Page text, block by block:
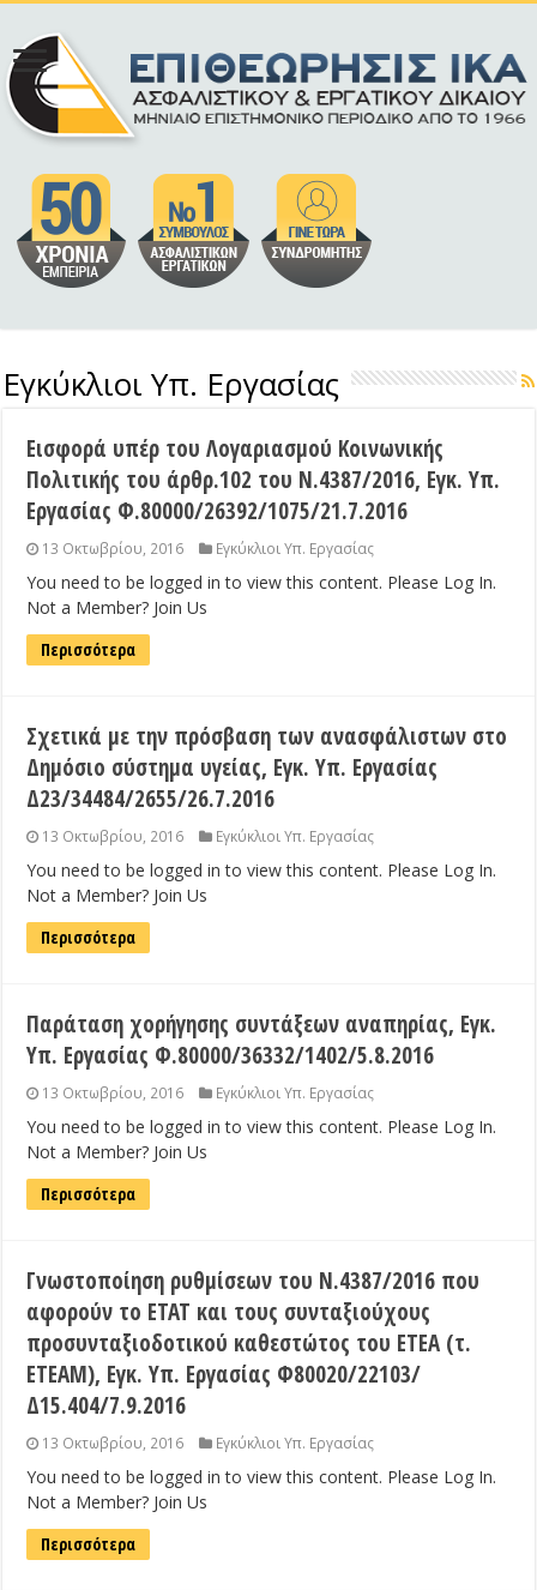
Εγκύκλιοι Υπ. Εργασίας
Εισφορά υπέρ του Λογαριασμού Κοινωνικής
Πολιτικής του άρθρ.102 του Ν.4387/2016, Εγκ. Υπ.
Εργασίας Φ.80000/26392/1075/21.7.2016
13 Οκτωβρίου, 2016 Εγκύκλιοι Υπ. Εργασίας
You need to be logged in to view this content. Please Log In.
Not a Member? Join Us
Περισσότερα
Σχετικά με την πρόσβαση των ανασφάλιστων στο
Δημόσιο σύστημα υγείας, Εγκ. Υπ. Εργασίας
Δ23/34484/2655/26.7.2016
13 Οκτωβρίου, 2016 Εγκύκλιοι Υπ. Εργασίας
You need to be logged in to view this content. Please Log In.
Not a Member? Join Us
Περισσότερα
Παράταση χορήγησης συντάξεων αναπηρίας, Εγκ.
Υπ. Εργασίας Φ.80000/36332/1402/5.8.2016
13 Οκτωβρίου, 2016 Εγκύκλιοι Υπ. Εργασίας
You need to be logged in to view this content. Please Log In.
Not a Member? Join Us
Περισσότερα
Γνωστοποίηση ρυθμίσεων του Ν.4387/2016 που
αφορούν το ΕΤΑΤ και τους συνταξιούχους
προσυνταξιοδοτικού καθεστώτος του ΕΤΕΑ (τ.
ΕΤΕΑΜ), Εγκ. Υπ. Εργασίας Φ80020/22103/
Δ15.404/7.9.2016
13 Οκτωβρίου, 2016 Εγκύκλιοι Υπ. Εργασίας
You need to be logged in to view this content. Please Log In.
Not a Member? Join Us
Περισσότερα